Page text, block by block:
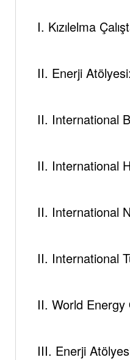
I. Kızılelma
II. Enerji
II. International
II. International
II. International
II. International
II. World
III. Enerji